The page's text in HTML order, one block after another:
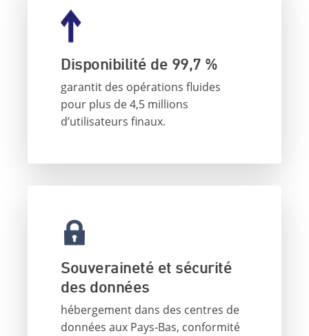
Disponibilité de 99,7 %
garantit des opérations fluides
pour plus de 4,5 millions
d’utilisateurs finaux.
Souveraineté et sécurité
des données
hébergement dans des centres de
données aux Pays-Bas, conformité